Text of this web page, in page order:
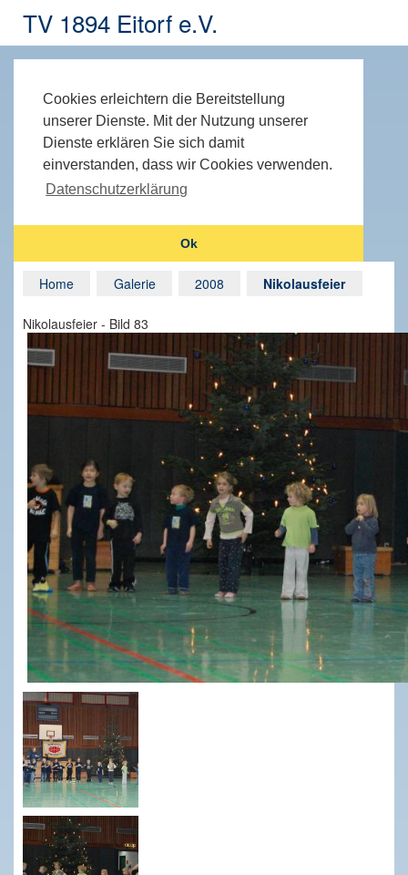
TV 1894 Eitorf e.V.
Cookies erleichtern die Bereitstellung
unserer Dienste. Mit der Nutzung unserer
Dienste erklären Sie sich damit
einverstanden, dass wir Cookies verwenden.
Datenschutzerklärung
Ok
Home Galerie 2008 Nikolausfeier
Nikolausfeier - Bild 83